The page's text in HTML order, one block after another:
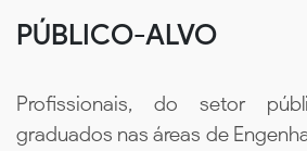
PÚBLICO-ALVO
Profissionais, do setor
graduados nas áreas de